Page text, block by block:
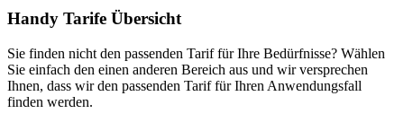
Handy Tarife Übersicht
Sie finden nicht den passenden Tarif für Ihre Bedürfnisse? Wählen
Sie einfach den einen anderen Bereich aus und wir versprechen
Ihnen, dass wir den passenden Tarif für Ihren Anwendungsfall
finden werden.